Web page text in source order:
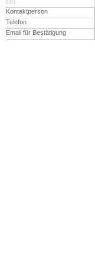
Ort
Kontaktperson
Telefon
Email für Bestätigung